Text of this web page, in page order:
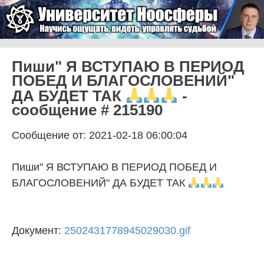
Университет Ноосферы
Пиши" Я ВСТУПАЮ В ПЕРИОД
ПОБЕД И БЛАГОСЛОВЕНИЙ"
ДА БУДЕТ ТАК
-
сообщение # 215190
Сообщение от: 2021-02-18 06:00:04
Пиши" Я ВСТУПАЮ В ПЕРИОД ПОБЕД И
БЛАГОСЛОВЕНИЙ" ДА БУДЕТ ТАК
Документ: 2502431778945029030.gif